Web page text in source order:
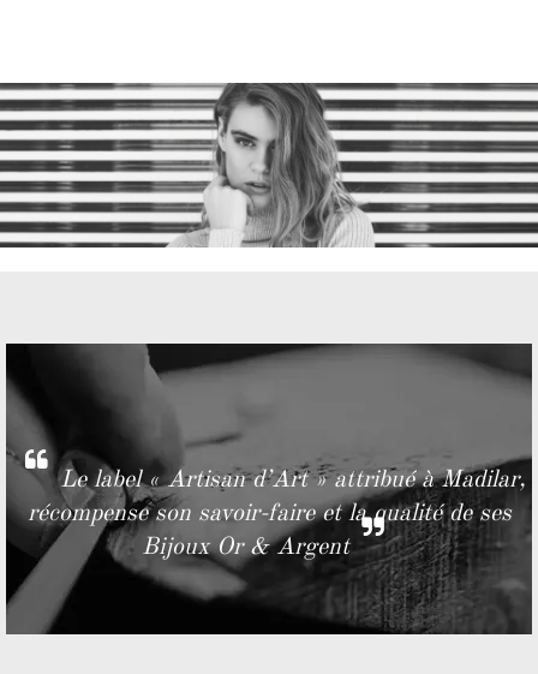
Le label « Artisan d’Art » attribué à Madilar,
récompense son savoir-faire et la qualité de ses
Bijoux Or & Argent